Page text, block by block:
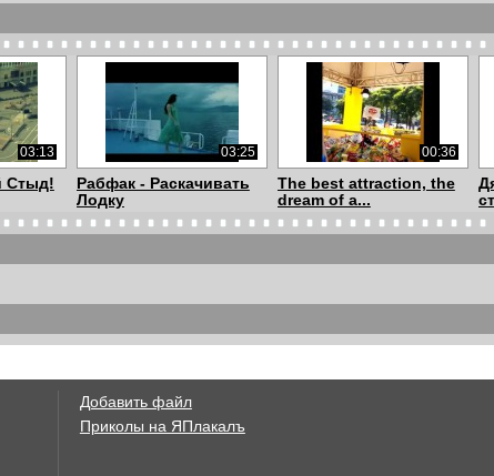
03:13
Стыд!
03:25
Рабфак - Раскачивать
Лодку
00:36
The best attraction, the
dream of a...
00:24 00:08
When bored at work /
01:00
Лень - штука
Добавить файл
Приколы на ЯПлакалъ